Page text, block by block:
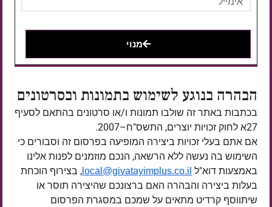
מנוי
הבהרה בנוגע לשימוש בתמונות ובסרטונים
בכתבות באתר זה שולבו תמונות ו/או סרטונים בהתאם לסעיף
27א לחוק זכויות יוצרים, התשס"ח–2007.
אם אתם בעלי זכויות ביצירה המופיעה בפרסום זה וסבורים כי
השימוש בה נעשה ללא הרשאה, הנכם מוזמנים לפנות אלינו
באמצעות דוא"ל local@givatayimplus.co.il , בצירוף הוכחת
בעלות ביצירה והבהרה האם ברצונכם שהיצירה תוסר או
שיתווסף קרדיט מתאים על שמכם במסגרת הפרסום